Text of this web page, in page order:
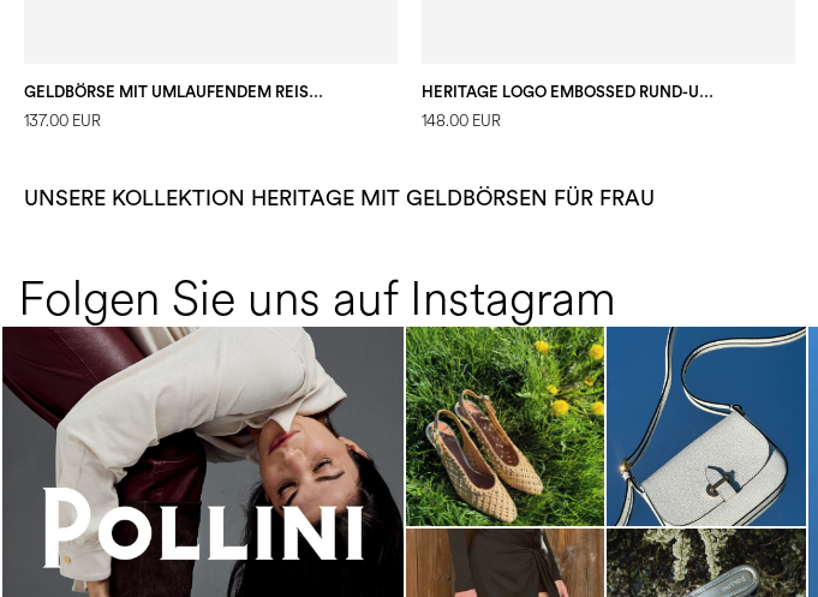
GELDBÖRSE MIT UMLAUFENDEM REISSVERSCHLUSS HERITAGE 70
137.00 EUR
HERITAGE LOGO EMBOSSED RUND-UM-REISSVERSCHLUSS ELFENBEIN
148.00 EUR
UNSERE KOLLEKTION HERITAGE MIT GELDBÖRSEN FÜR FRAU
Folgen Sie uns auf Instagram
An ode to the house’s vibrant Italian roots, the
new...